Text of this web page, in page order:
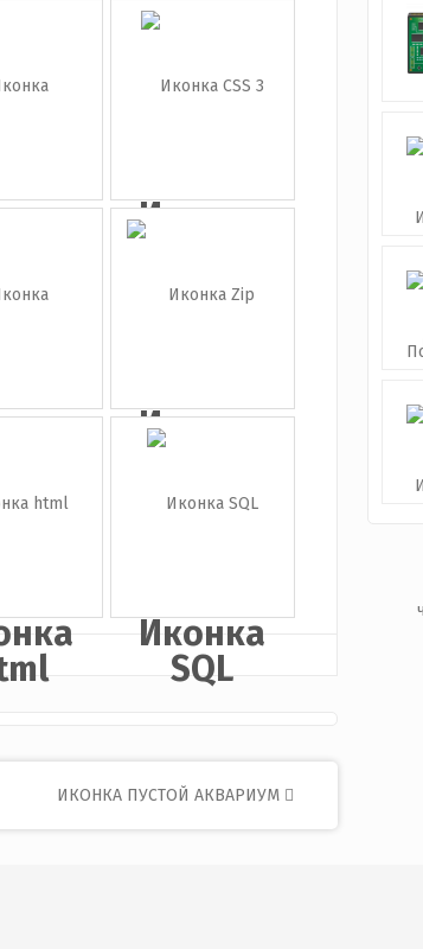
Иконка
Иконка
папка
Иконка
SQL
ИКОНКА ПУСТОЙ АКВАРИУМ